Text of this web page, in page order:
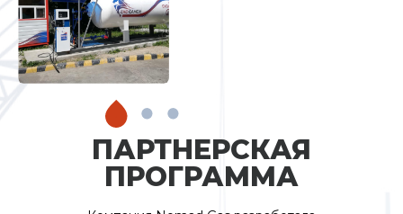
ПАРТНЕРСКАЯ
ПРОГРАММА